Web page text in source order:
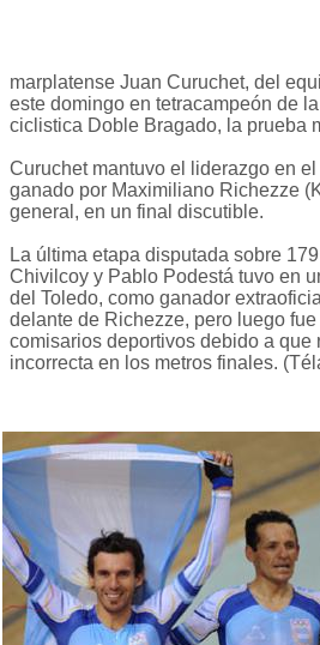
marplatense Juan Curuchet, del
este domingo en tetracampeón de
ciclistica Doble Bragado, la prueba
Curuchet mantuvo el liderazgo en
ganado por Maximiliano Richezze
general, en un final discutible.
La última etapa disputada sobre
Chivilcoy y Pablo Podestá tuvo en
del Toledo, como ganador
delante de Richezze, pero luego
comisarios deportivos debido a que
incorrecta en los metros finales.